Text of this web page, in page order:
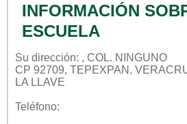
INFORMACIÓN
ESCUELA
Su dirección: , COL. NINGUNO
CP 92709, TEPEXPAN,
LA LLAVE
Teléfono: